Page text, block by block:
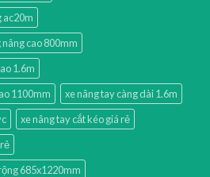
ac20m
cao 800mm
1.6m
1100mm
xe nâng tay càng dài 1.6m
xe nâng tay cắt kéo giá rẻ
685x1220mm